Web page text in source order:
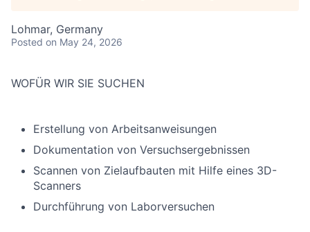
Lohmar, Germany
Posted on May 24, 2026
WOFÜR WIR SIE SUCHEN
Erstellung von Arbeitsanweisungen
Dokumentation von Versuchsergebnissen
Scannen von Zielaufbauten mit Hilfe eines 3D-
Scanners
Durchführung von Laborversuchen